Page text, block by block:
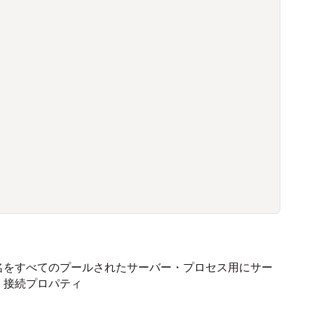
すべてのプールされたサーバー・プロセス用にサー
続プロパティ